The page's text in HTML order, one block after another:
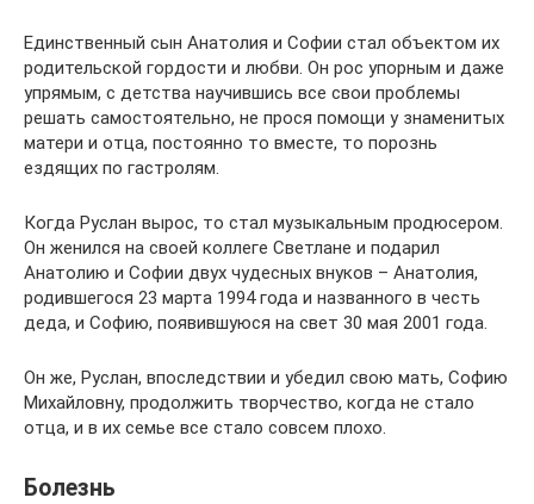
Единственный сын Анатолия и Софии стал объектом их
родительской гордости и любви. Он рос упорным и даже
упрямым, с детства научившись все свои проблемы
решать самостоятельно, не прося помощи у знаменитых
матери и отца, постоянно то вместе, то порознь
ездящих по гастролям.
Когда Руслан вырос, то стал музыкальным продюсером.
Он женился на своей коллеге Светлане и подарил
Анатолию и Софии двух чудесных внуков – Анатолия,
родившегося 23 марта 1994 года и названного в честь
деда, и Софию, появившуюся на свет 30 мая 2001 года.
Он же, Руслан, впоследствии и убедил свою мать, Софию
Михайловну, продолжить творчество, когда не стало
отца, и в их семье все стало совсем плохо.
Болезнь